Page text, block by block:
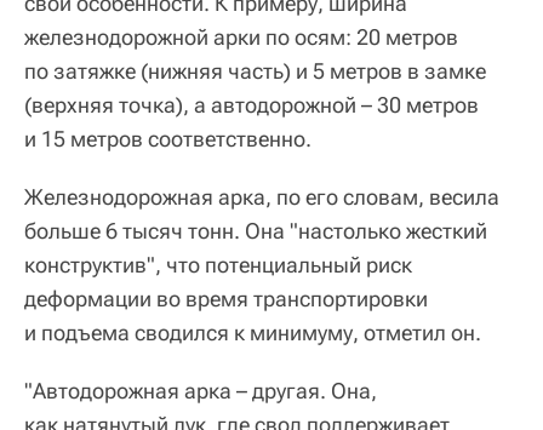
железнодорожной арки по осям: 20 метров
по затяжке (нижняя часть) и 5 метров в замке
(верхняя точка), а автодорожной – 30 метров
и 15 метров соответственно.
Железнодорожная арка, по его словам, весила
больше 6 тысяч тонн. Она "настолько жесткий
конструктив", что потенциальный риск
деформации во время транспортировки
и подъема сводился к минимуму, отметил он.
"Автодорожная арка – другая. Она,
как натянутый лук, где свод поддерживает